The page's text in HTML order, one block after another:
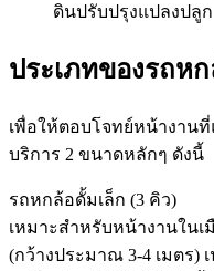
ดินปรับปรุงแปลงปลูก
ประเภทของรถห
เพื่อให้ตอบโจทย์หน้างาน
บริการ 2 ขนาดหลักๆ ดังนี้
รถหกล้อดั้มเล็ก (3 คิว)
เหมาะสำหรับหน้างานใน
(กว้างประมาณ 3-4 เมตร)